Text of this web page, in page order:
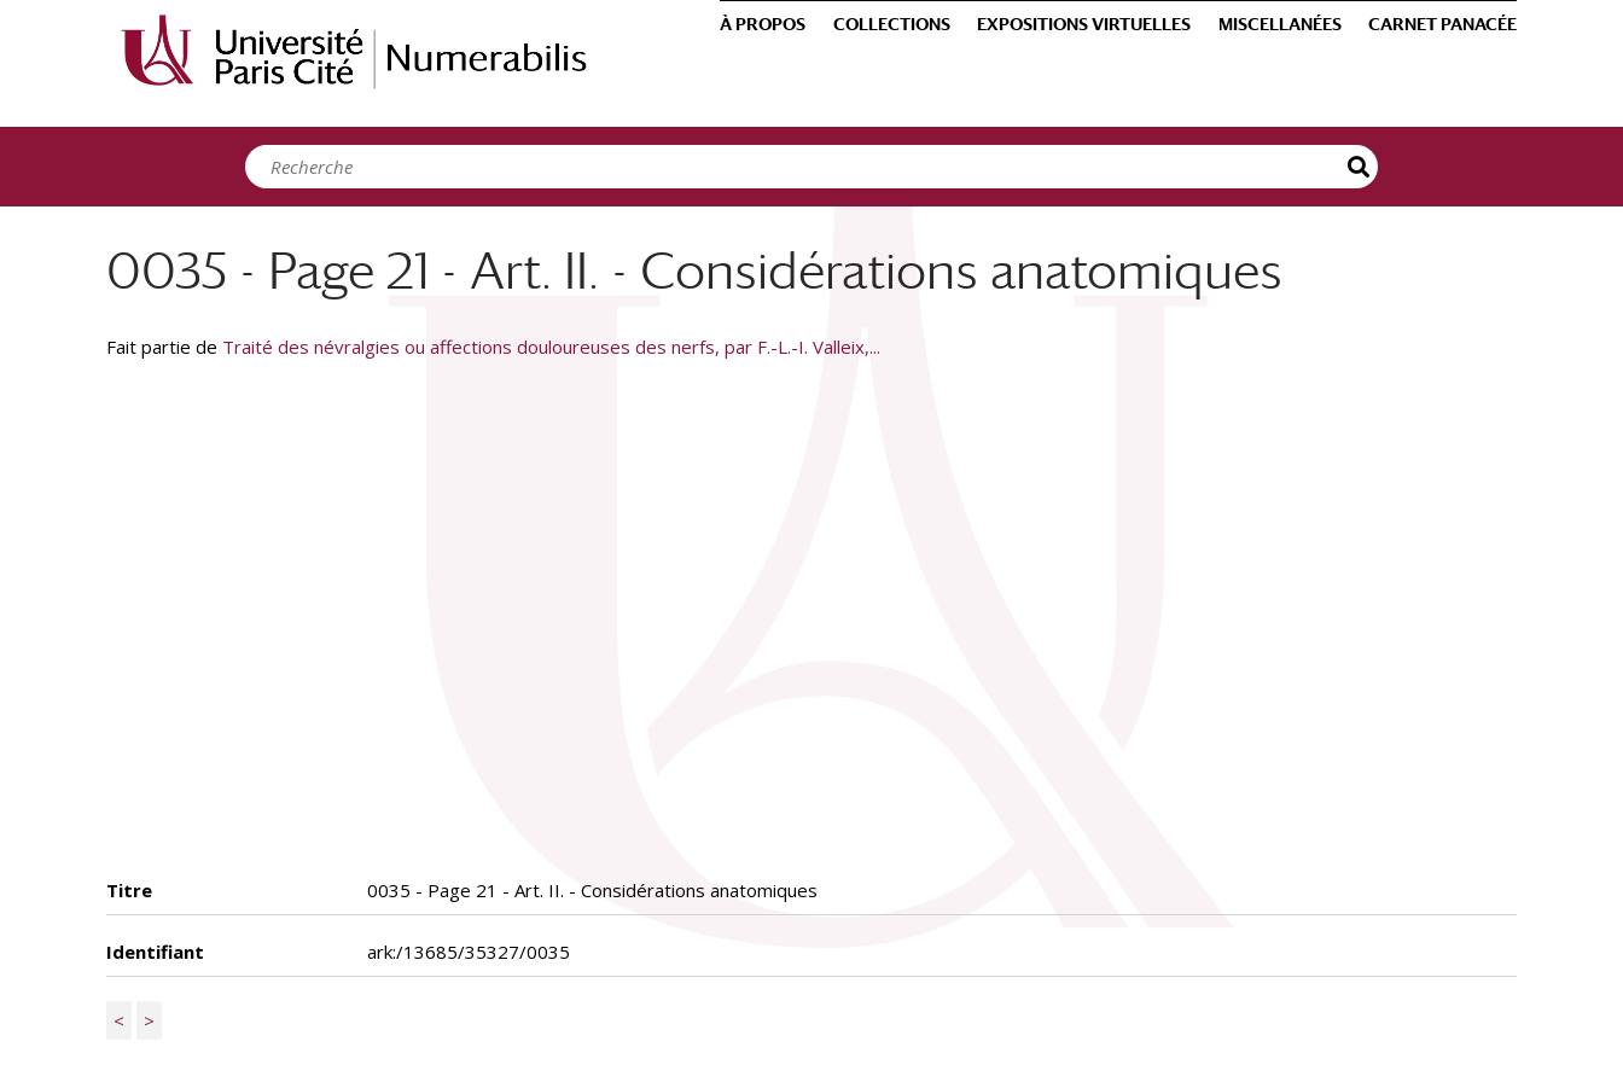
À PROPOS COLLECTIONS EXPOSITIONS VIRTUELLES MISCELLANÉES CARNET PANACÉE
0035 - Page 21 - Art. II. - Considérations anatomiques
Fait partie de Traité des névralgies ou affections douloureuses des nerfs, par F.-L.-I. Valleix,...
Titre 0035 - Page 21 - Art. II. - Considérations anatomiques
Identifiant ark:/13685/35327/0035
< >
Panneau de gestion des cookies